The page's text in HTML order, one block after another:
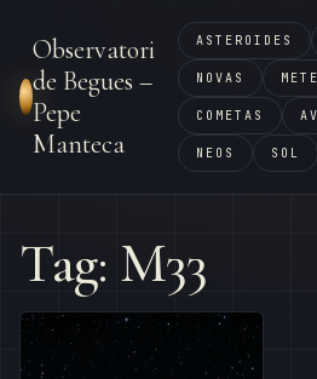
Observatori
de Begues –
Pepe
Manteca
ASTEROIDES
NOVAS
COMETAS
NEOS SOL
Tag: M33